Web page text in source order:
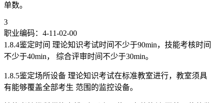
单数。
3
职业编码：4-11-02-00
1.8.4鉴定时间 理论知识考试时间不少于90min，技能考核时间
不少于40min， 综合评审时间不少于30min。
1.8.5鉴定场所设备 理论知识考试在标准教室进行，教室须具
有能够覆盖全部考生 范围的监控设备。